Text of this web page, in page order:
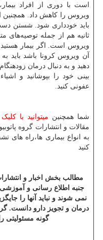
است با دوری از افراد
ویروس را کاهش داد. همچنین
ثانیه هم از جمله توصیه‌های
ویروس است. اگر بیمار
آن ویروس کرونا باشد باید
دهید و به دنبال درمان
بینی خود را بپوشانید و
عفونی کنید.
شما همچنین میتوانید با
مقالات و انتشارات گروه
به انواع بیماری ها،راه های
کنید
مطالب بخش اخبار و
جنبه اطلاع رسانی و
نمی شوند و نباید آنها را
درمان و تجویز دارو دانست.
گونه مسئولیتی